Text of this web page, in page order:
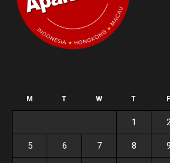
M T W T F
1
5 6 7 8 9